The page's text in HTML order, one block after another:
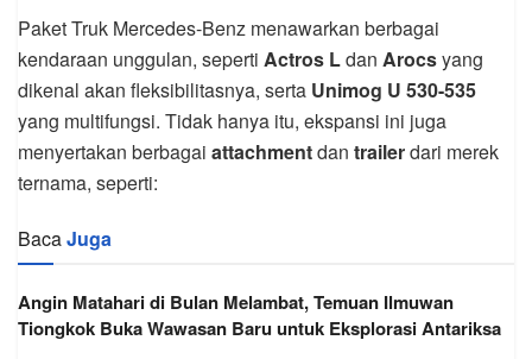
Paket Truk Mercedes-Benz menawarkan berbagai
kendaraan unggulan, seperti Actros Ldan Arocsyang
dikenal akan fleksibilitasnya, serta Unimog U 530-535
yang multifungsi. Tidak hanya itu, ekspansi ini juga
menyertakan berbagai attachmentdan trailerdari merek
ternama, seperti:
BacaJuga
Angin Matahari di Bulan Melambat, Temuan Ilmuwan
Tiongkok Buka Wawasan Baru untuk Eksplorasi Antariksa